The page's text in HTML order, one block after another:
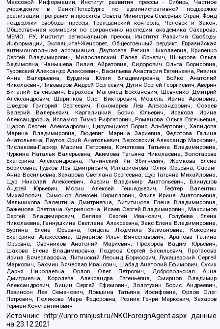
Массовой Информации, Институт развития прессы - Сибирь, Частное
учреждение в Санкт-Петербурге по административной поддержке
реализации программ и проектов Совета Министров Северных Стран, Фонд
поддержки свободы прессы, Гражданский контроль, Человек и Закон,
Общественная комиссия по сохранению наследия академика Сахарова,
МЕМО. РУ, Институт региональной прессы, Институт Развития Свободы
Информации, Экозащита!-Женсовет, Общественный вердикт, Евразийская
антимонопольная ассоциация, Дзугкоева Регина Николаевна, Кривенко
Сергей Владимирович, Милославский Павел Юрьевич, Шнырова Ольга
Вадимовна, Чанышева Лилия Айратовна, Сидорович Ольга Борисовна,
Туровский Александр Алексеевич, Васильева Анастасия Евгеньевна, Ривина
Анна Валерьевна, Бурдина Юлия Владимировна, Бойко Анатолий
Николаевич, Пивоваров Андрей Сергеевич, Дугин Сергей Георгиевич, Аверин
Виталий Евгеньевич, Барахоев Магомед Бекханович, Шевченко Дмитрий
Александрович, Шарипков Олег Викторович, Мошель Ирина Ароновна,
Шведов Григорий Сергеевич, Пономарев Лев Александрович, Созаев
Валерий Валерьевич, Каргалицкий Борис Юльевич, Исакова Ирина
Александровна, Исламов Тимур Рифгатович, Романова Ольга Евгеньевна,
Щаров Сергей Алексадрович, Цирульников Борис Альбертович, Халидова
Марина Владимировна, Людевиг Марина Зариевна, Федотова Галина
Анатольевна, Паутов Юрий Анатольевич, Верховский Александр Маркович,
Пислакова-Паркер Марина Петровна, Кочеткова Татьяна Владимировна,
Чуркина Наталья Валерьевна, Акимова Татьяна Николаевна, Золотарева
Екатерина Александровна, Рачинский Ян Збигневич, Жемкова Елена
Борисовна, Гудков Лев Дмитриевич, Илларионова Юлия Юрьевна, Саранг
Анна Васильевна, Захарова Светлана Сергеевна, Щур Татьяна Михайловна,
Щур Николай Алексеевич, Аверин Владимир Анатольевич, Блинушов
Андрей Юрьевич, Мосин Алексей Геннадьевич, Гефтер Валентин
Михайлович, Симонов Алексей Кириллович, Флиге Ирина Анатольевна,
Мельникова Валентина Дмитриевна, Вититинова Елена Владимировна,
Баженова Светлана Куприяновна, Исаев Сергей Владимирович, Максимов
Сергей Владимирович, Беляев Сергей Иванович, Голубева Елена
Николаевна, Ганнушкина Светлана Алексеевна, Закс Елена Владимировна,
Буртина Елена Юрьевна, Гендель Людмила Залмановна, Кокорина
Екатерина Алексеевна, Шуманов Илья Вячеславович, Арапова Галина
Юрьевна, Свечников Анатолий Мариевич, Прохоров Вадим Юрьевич,
Шахова Елена Владимировна, Подузов Сергей Васильевич, Протасова
Ирина Вячеславовна, Литинский Леонид Борисович, Лукашевский Сергей
Маркович, Бахмин Вячеслав Иванович, Шабад Анатолий Ефимович, Сухих
Дарья Николаевна, Орлов Олег Петрович, Добровольская Анна
Дмитриевна, Королева Александра Евгеньевна, Смирнов Владимир
Александрович, Вицин Сергей Ефимович, Золотухин Борис Андреевич,
Левинсон Лев Семенович, Локшина Татьяна Иосифовна, Орлов Олег
Петрович, Полякова Мара Федоровна, Резник Генри Маркович, Захаров
Герман Константинович
Источник: http://unro.minjust.ru/NKOForeignAgent.aspxданные
на23.12.2021